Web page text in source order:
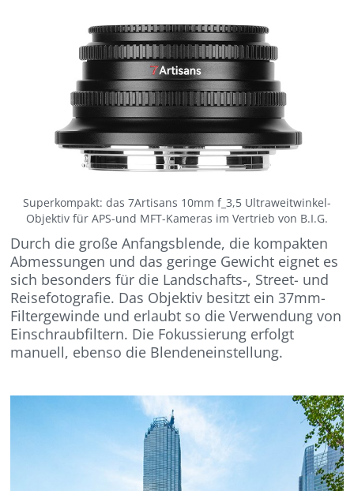
Superkompakt: das 7Artisans 10mm f_3,5 Ultraweitwinkel-
Objektiv für APS-und MFT-Kameras im Vertrieb von B.I.G.
Durch die große Anfangsblende, die kompakten
Abmessungen und das geringe Gewicht eignet es
sich besonders für die Landschafts-, Street- und
Reisefotografie. Das Objektiv besitzt ein 37mm-
Filtergewinde und erlaubt so die Verwendung von
Einschraubfiltern. Die Fokussierung erfolgt
manuell, ebenso die Blendeneinstellung.